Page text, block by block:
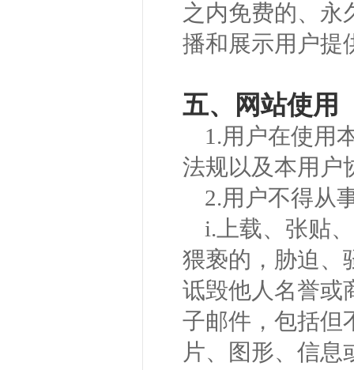
之内免费的、永
播和展示用户提
五、网站使用
1.用户在使用
法规以及本用户
2.用户不得从
i.上载、张贴
猥亵的，胁迫、
诋毁他人名誉或
子邮件，包括但
片、图形、信息